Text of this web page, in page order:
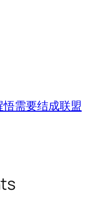
悟需要结成联盟